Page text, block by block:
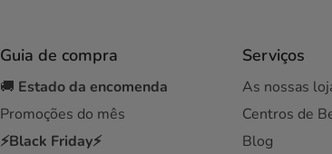
Guia de compra
🚚 Estado da encomenda
Promoções do mês
⚡Black Friday⚡
Serviços
As nossas
Centros de
Blog